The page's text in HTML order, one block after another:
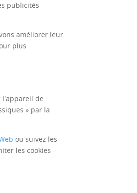
publicités
améliorer leur
plus
l'appareil de
» par la
ou suivez les
les cookies